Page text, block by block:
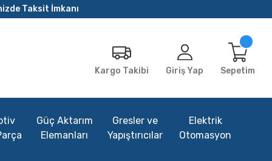
Taksit İmkanı
Kargo Takibi Giriş Yap Sepetim
Güç Aktarım
Elemanları
Gresler ve
Yapıştırıcılar
Elektrik
Otomasyon